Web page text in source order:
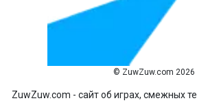
© ZuwZuw.com 2026
ZuwZuw.com - сайт об играх, смежных